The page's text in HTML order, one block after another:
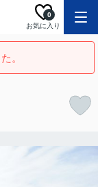
お気に入り
0
。